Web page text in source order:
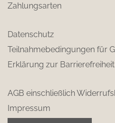
Zahlungsarten
Datenschutz
Teilnahmebedingungen für
Erklärung zur Barrierefreiheit
AGB einschließlich
Impressum